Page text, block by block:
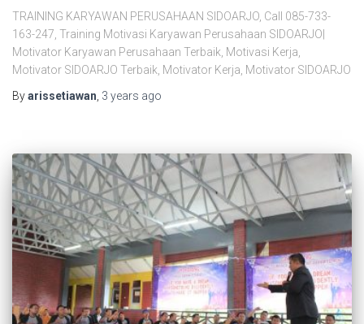
TRAINING KARYAWAN PERUSAHAAN SIDOARJO, Call 085-733-
163-247, Training Motivasi Karyawan Perusahaan SIDOARJO|
Motivator Karyawan Perusahaan Terbaik, Motivasi Kerja,
Motivator SIDOARJO Terbaik, Motivator Kerja, Motivator SIDOARJO
Byarissetiawan 3 years ago